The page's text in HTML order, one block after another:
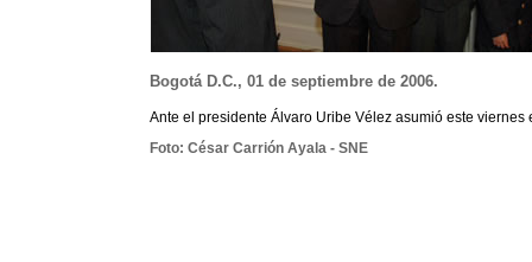
Bogotá D.C., 01 de septiembre de 2006.
Ante el presidente Álvaro Uribe Vélez asumió este
Foto: César Carrión Ayala - SNE